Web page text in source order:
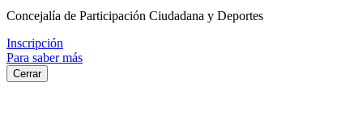
Concejalía de Participación Ciudadana y Deportes
Inscripción
Para saber más
Cerrar